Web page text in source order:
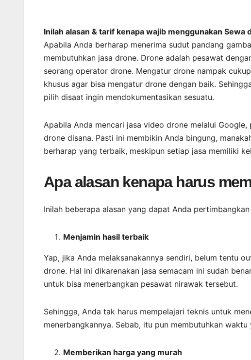
Inilah alasan & tarif kenapa wajib menggunakan Sewa
Apabila Anda berharap menerima sudut pandang
membutuhkan jasa drone. Drone adalah pesawat
seorang operator drone. Mengatur drone nampak
khusus agar bisa mengatur drone dengan baik.
pilih disaat ingin mendokumentasikan sesuatu.
Apabila Anda mencari jasa video drone melalui
drone disana. Pasti ini membikin Anda bingung,
berharap yang terbaik, meskipun setiap jasa memiliki
Apa alasan kenapa harus
Inilah beberapa alasan yang dapat Anda
Menjamin hasil terbaik
Yap, jika Anda melaksanakannya sendiri, belum tentu
drone. Hal ini dikarenakan jasa semacam ini sudah
untuk bisa menerbangkan pesawat nirawak tersebut.
Sehingga, Anda tak harus mempelajari teknis untuk
menerbangkannya. Sebab, itu pun membutuhkan waktu
Memberikan harga yang murah